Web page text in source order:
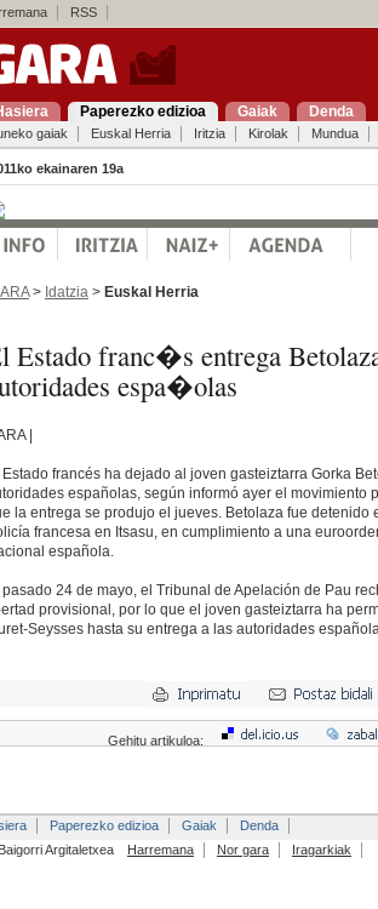
RSS
Paperezko edizioa Gaiak Denda
gaiak Euskal Herria Iritzia Kirolak Mundua
ekainaren 19a
> Idatzia > Euskal Herria
Estado franc�s entrega
espa�olas
|
Estado francés ha dejado al joven gasteiztarra Gorka
españolas, según informó ayer el movimiento
la entrega se produjo el jueves. Betolaza fue detenido
francesa en Itsasu, en cumplimiento a una
española.
pasado 24 de mayo, el Tribunal de Apelación de Pau
provisional, por lo que el joven gasteiztarra ha
Seysses hasta su entrega a las autoridades
Gehitu artikuloa:
Paperezko edizioa Gaiak
Denda
Argitaletxea
Harremana Nor gara Iragarkiak